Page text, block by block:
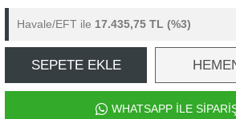
Havale/EFT ile 17.435,75 TL (%3)
SEPETE EKLE
WHATSAPP İLE